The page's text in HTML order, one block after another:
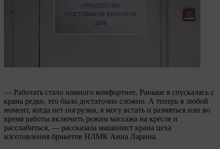
— Работать стало намного комфортнее. Раньше я спускалась с
крана редко, это было достаточно сложно. А теперь в любой
момент, когда нет погрузки, я могу встать и размяться или во
время работы включить режим массажа на кресле и
расслабиться, — рассказала машинист крана цеха
изготовления брикетов НЛМК Анна Ларина.